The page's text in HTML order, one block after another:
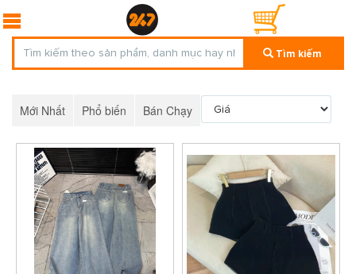
Tìm kiếm
Mới Nhất Phổ biến Bán Chạy